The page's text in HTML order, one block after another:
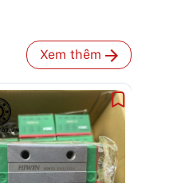
Xem thêm